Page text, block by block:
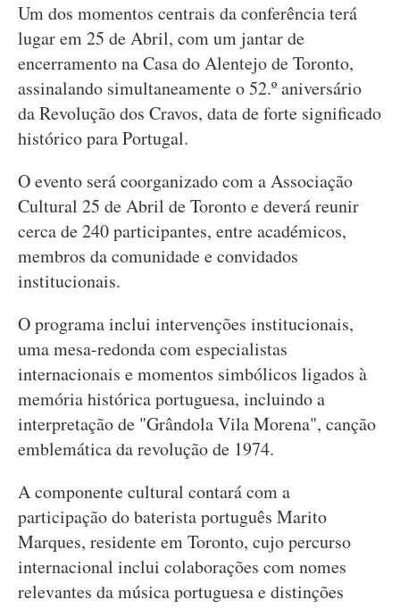
Um dos momentos centrais da conferência terá
lugar em 25 de Abril, com um jantar de
encerramento na Casa do Alentejo de Toronto,
assinalando simultaneamente o 52.º aniversário
da Revolução dos Cravos, data de forte significado
histórico para Portugal.
O evento será coorganizado com a Associação
Cultural 25 de Abril de Toronto e deverá reunir
cerca de 240 participantes, entre académicos,
membros da comunidade e convidados
institucionais.
O programa inclui intervenções institucionais,
uma mesa-redonda com especialistas
internacionais e momentos simbólicos ligados à
memória histórica portuguesa, incluindo a
interpretação de "Grândola Vila Morena", canção
emblemática da revolução de 1974.
A componente cultural contará com a
participação do baterista português Marito
Marques, residente em Toronto, cujo percurso
internacional inclui colaborações com nomes
relevantes da música portuguesa e distinções